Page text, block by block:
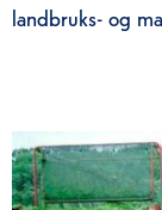
landbruks- og